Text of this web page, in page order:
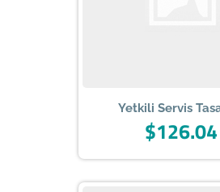
Yetkili Servis
$126.04